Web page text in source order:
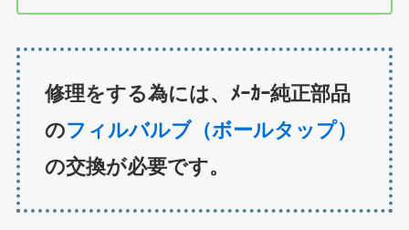
修理をする為には、ﾒｰｶｰ純正部品
のフィルバルブ（ボールタップ）
の交換が必要です。